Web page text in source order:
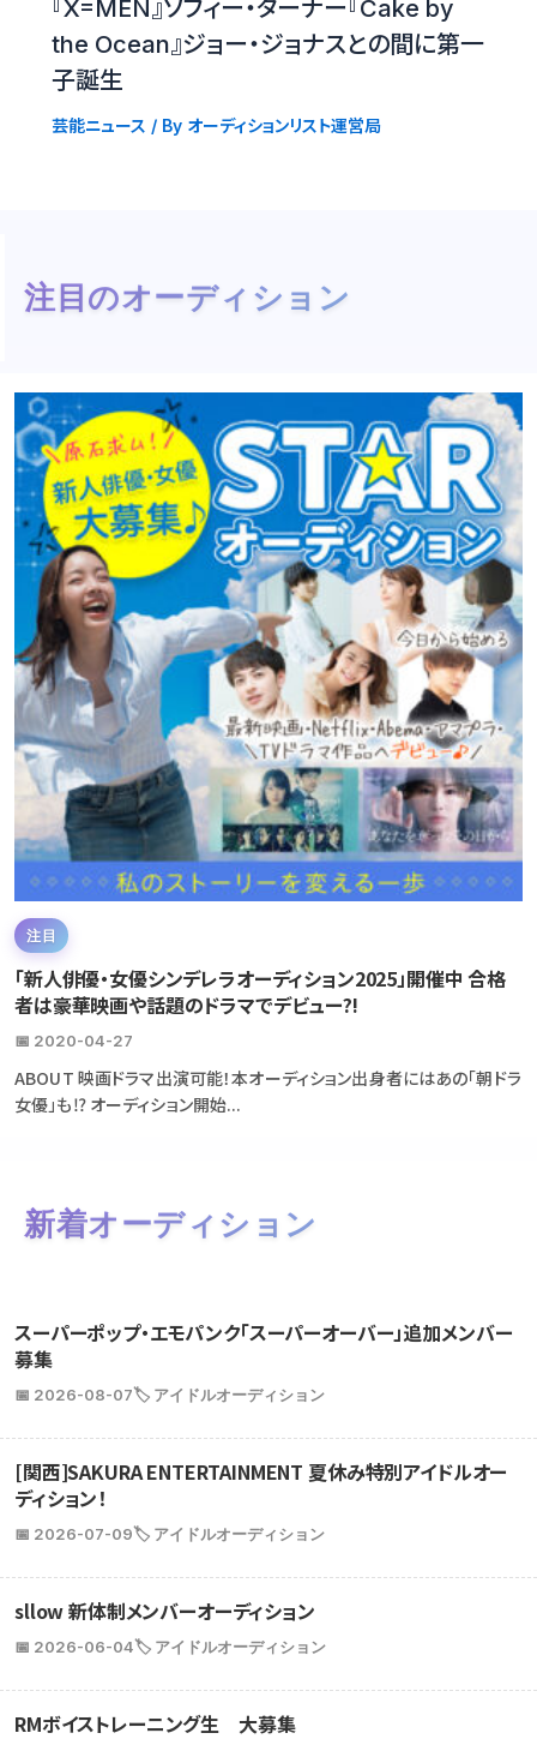
『X=MEN』ソフィー・ターナー『Cake by
the Ocean』ジョー・ジョナスとの間に第一
子誕生
芸能ニュース / By オーディションリスト運営局
注目のオーディション
注目
「新人俳優・女優シンデレラオーディション2025」開催中 合格
者は豪華映画や話題のドラマでデビュー?!
📅 2020-04-27
ABOUT 映画ドラマ出演可能！本オーディション出身者にはあの「朝ドラ
女優」も⁉ オーディション開始...
新着オーディション
スーパーポップ・エモパンク「スーパーオーバー」追加メンバー
募集
📅 2026-08-07🏷️ アイドルオーディション
[関西]SAKURA ENTERTAINMENT 夏休み特別アイドルオー
ディション！
📅 2026-07-09🏷️ アイドルオーディション
sllow 新体制メンバーオーディション
📅 2026-06-04🏷️ アイドルオーディション
RMボイストレーニング生 大募集